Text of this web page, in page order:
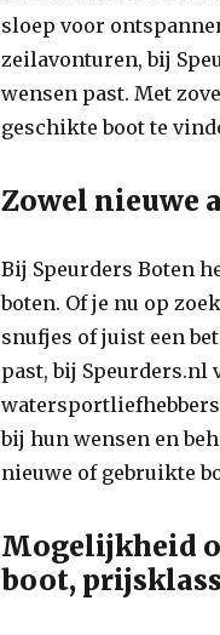
sloep voor
zeilavonturen, bij
wensen past. Met
geschikte boot te
Zowel nieuwe
Bij Speurders Boten
boten. Of je nu op
snufjes of juist een
past, bij Speurders.nl
bij hun wensen en
nieuwe of gebruikte
Mogelijkheid
boot,